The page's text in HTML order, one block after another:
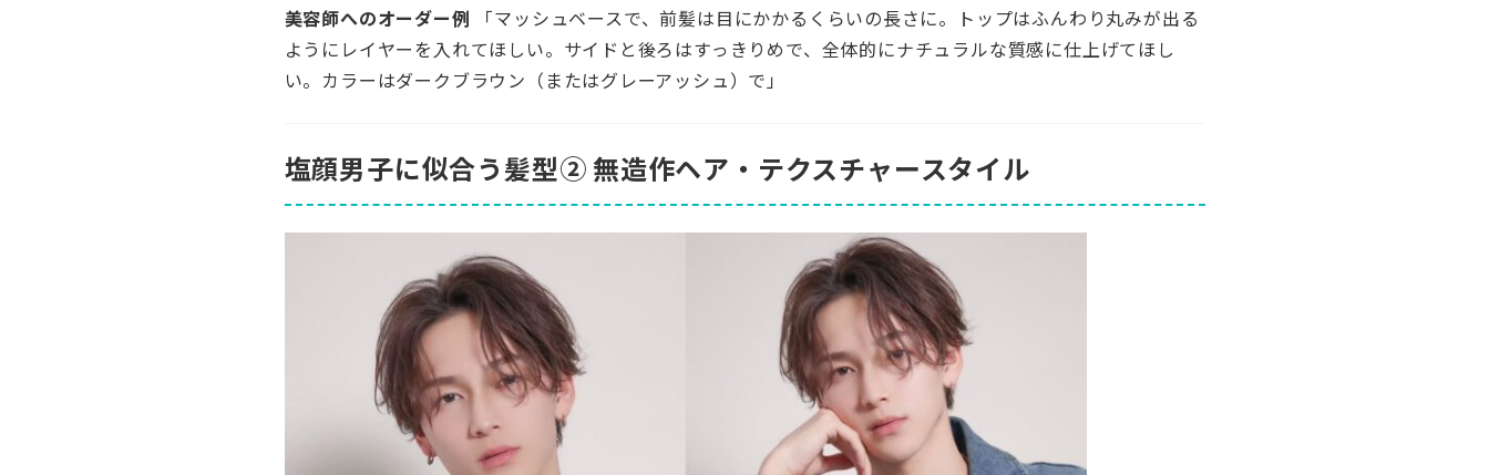
美容師へのオーダー例
「マッシュベースで、前髪は目にかかるくらいの長さに。トップはふんわり丸みが出る
ようにレイヤーを入れてほしい。サイドと後ろはすっきりめで、全体的にナチュラルな質感に仕上げてほし
い。カラーはダークブラウン（またはグレーアッシュ）で」
塩顔男子に似合う髪型② 無造作ヘア・テクスチャースタイル